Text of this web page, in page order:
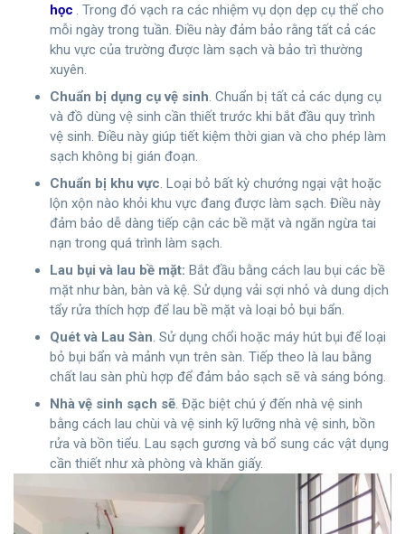
học . Trong đó vạch ra các nhiệm vụ dọn dẹp cụ thể cho
mỗi ngày trong tuần. Điều này đảm bảo rằng tất cả các
khu vực của trường được làm sạch và bảo trì thường
xuyên.
Chuẩn bị dụng cụ vệ sinh. Chuẩn bị tất cả các dụng cụ
và đồ dùng vệ sinh cần thiết trước khi bắt đầu quy trình
vệ sinh. Điều này giúp tiết kiệm thời gian và cho phép làm
sạch không bị gián đoạn.
Chuẩn bị khu vực. Loại bỏ bất kỳ chướng ngại vật hoặc
lộn xộn nào khỏi khu vực đang được làm sạch. Điều này
đảm bảo dễ dàng tiếp cận các bề mặt và ngăn ngừa tai
nạn trong quá trình làm sạch.
Lau bụi và lau bề mặt: Bắt đầu bằng cách lau bụi các bề
mặt như bàn, bàn và kệ. Sử dụng vải sợi nhỏ và dung dịch
tẩy rửa thích hợp để lau bề mặt và loại bỏ bụi bẩn.
Quét và Lau Sàn. Sử dụng chổi hoặc máy hút bụi để loại
bỏ bụi bẩn và mảnh vụn trên sàn. Tiếp theo là lau bằng
chất lau sàn phù hợp để đảm bảo sạch sẽ và sáng bóng.
Nhà vệ sinh sạch sẽ. Đặc biệt chú ý đến nhà vệ sinh
bằng cách lau chùi và vệ sinh kỹ lưỡng nhà vệ sinh, bồn
rửa và bồn tiểu. Lau sạch gương và bổ sung các vật dụng
cần thiết như xà phòng và khăn giấy.